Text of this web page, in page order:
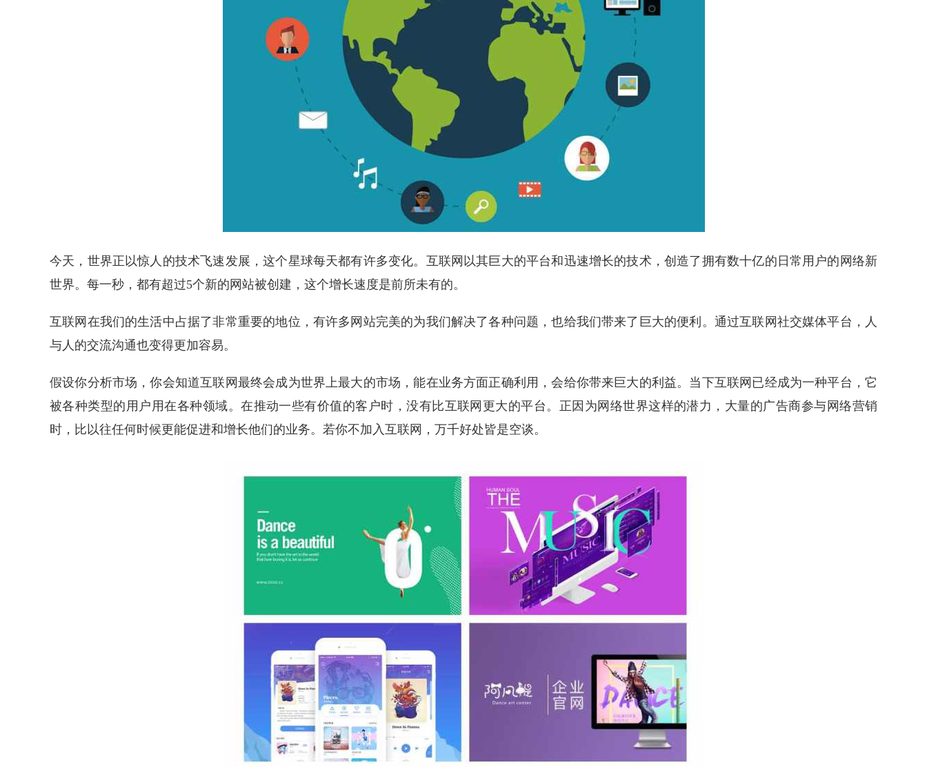
今天，世界正以惊人的技术飞速发展，这个星球每天都有许多变化。互联网以其巨大的平台和迅速增长的技术，创造了拥有数十亿的日常用户的网络新
世界。每一秒，都有超过5个新的网站被创建，这个增长速度是前所未有的。
互联网在我们的生活中占据了非常重要的地位，有许多网站完美的为我们解决了各种问题，也给我们带来了巨大的便利。通过互联网社交媒体平台，人
与人的交流沟通也变得更加容易。
假设你分析市场，你会知道互联网最终会成为世界上最大的市场，能在业务方面正确利用，会给你带来巨大的利益。当下互联网已经成为一种平台，它
被各种类型的用户用在各种领域。在推动一些有价值的客户时，没有比互联网更大的平台。正因为网络世界这样的潜力，大量的广告商参与网络营销
时，比以往任何时候更能促进和增长他们的业务。若你不加入互联网，万千好处皆是空谈。